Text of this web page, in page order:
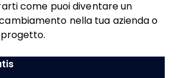
come puoi diventare un
nella tua azienda o